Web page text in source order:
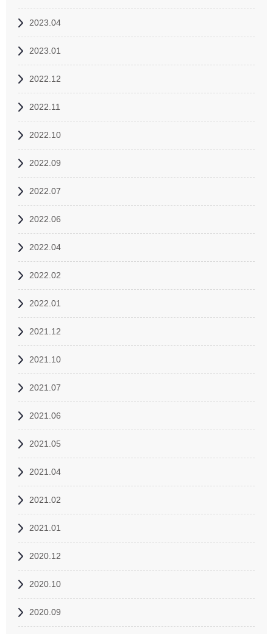
2023.04
2023.01
2022.12
2022.11
2022.10
2022.09
2022.07
2022.06
2022.04
2022.02
2022.01
2021.12
2021.10
2021.07
2021.06
2021.05
2021.04
2021.02
2021.01
2020.12
2020.10
2020.09